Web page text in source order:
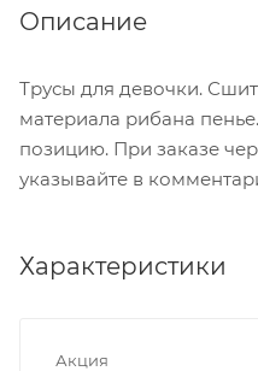
Описание
Трусы для девочки.
материала рибана
позицию. При заказе
указывайте в
Характеристики
Акция